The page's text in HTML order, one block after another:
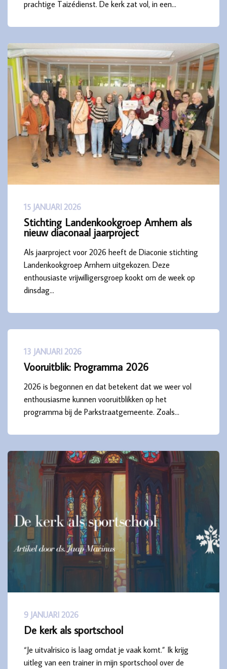
prachtige Taizédienst. De kerk zat vol, in een…
15 JANUARI 2026
Stichting Landenkookgroep Arnhem als
nieuw diaconaal jaarproject
Als jaarproject voor 2026 heeft de Diaconie stichting
Landenkookgroep Arnhem uitgekozen. Deze
enthousiaste vrijwilligersgroep kookt om de week op
dinsdag…
13 JANUARI 2026
Vooruitblik: Programma 2026
2026 is begonnen en dat betekent dat we weer vol
enthousiasme kunnen vooruitblikken op het
programma bij de Parkstraatgemeente. Zoals…
9 JANUARI 2026
De kerk als sportschool
“Je uitvalrisico is laag omdat je vaak komt.” Ik krijg
uitleg van een trainer in mijn sportschool over de